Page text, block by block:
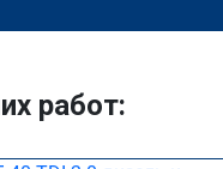
работ: